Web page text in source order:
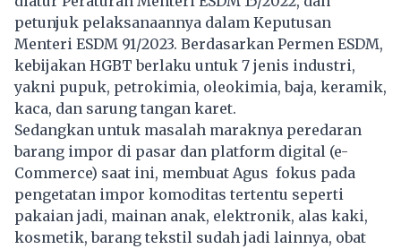
petunjuk pelaksanaannya dalam Keputusan
Menteri ESDM 91/2023. Berdasarkan Permen ESDM,
kebijakan HGBT berlaku untuk 7 jenis industri,
yakni pupuk, petrokimia, oleokimia, baja, keramik,
kaca, dan sarung tangan karet.
Sedangkan untuk masalah maraknya peredaran
barang impor di pasar dan platform digital (e-
Commerce) saat ini, membuat Agus fokus pada
pengetatan impor komoditas tertentu seperti
pakaian jadi, mainan anak, elektronik, alas kaki,
kosmetik, barang tekstil sudah jadi lainnya, obat